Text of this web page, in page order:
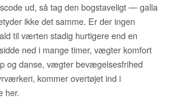
ud, så tag den bogstaveligt — galla
ikke det samme. Er der ingen
til værten stadig hurtigere end en
ned i mange timer, vægter komfort
og danse, vægter bevægelsesfrihed
kommer overtøjet ind i
her.